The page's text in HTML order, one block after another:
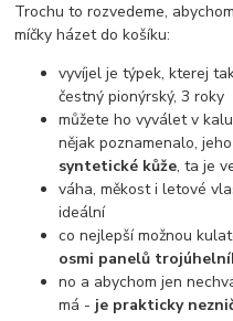
Trochu to rozvedeme,
míčky házet do košíku:
vyvíjel je týpek, kterej
čestný pionýrský, 3 roky
můžete ho vyválet v
nějak poznamenalo,
syntetické kůže, ta je
váha, měkost i letové
ideální
co nejlepší možnou
osmi panelů
no a abychom jen
má - je prakticky